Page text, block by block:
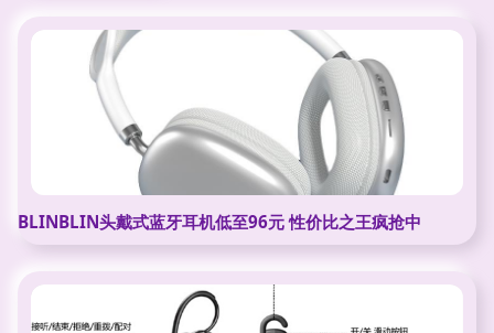
BLINBLIN头戴式蓝牙耳机低至96元 性价比之王疯抢中